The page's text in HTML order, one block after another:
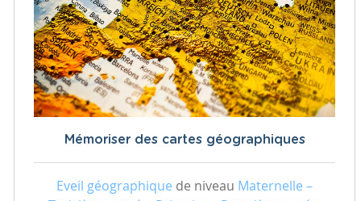
Mémoriser des cartes géographiques
Eveil géographique de niveau Maternelle –